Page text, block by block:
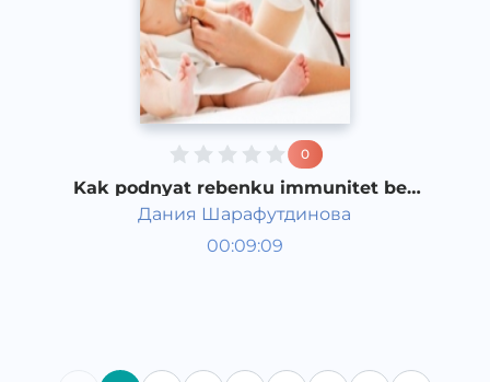
0
Kak podnyat rebenku immunitet bez
tabletok?
Дания Шарафутдинова
00:09:09
Bola rivojlanish taqvimi